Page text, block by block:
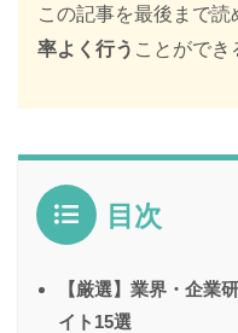
この記事を最後まで読
率よく行う ことができ
目次
【厳選】業界・企業
イト15選